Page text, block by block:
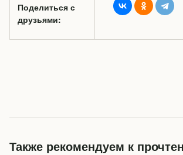
Поделиться с
друзьями:
Также рекомендуем к